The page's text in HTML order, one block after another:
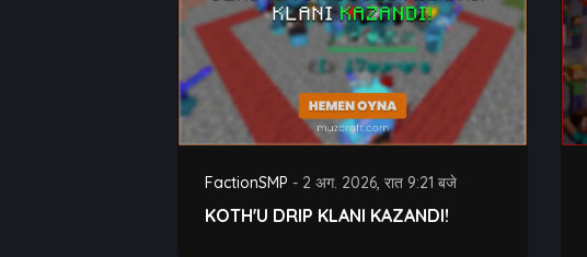
FactionSMP - 2 अग. 2026, रात 9:21 बजे
KOTH'U DRIP KLANI KAZANDI!